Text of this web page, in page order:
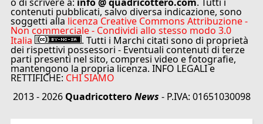
contenuti pubblicati, salvo diversa indicazione, sono
soggetti alla licenza Creative Commons Attribuzione -
Non commerciale - Condividi allo stesso modo 3.0
Italia . Tutti i Marchi citati sono di proprietà
dei rispettivi possessori - Eventuali contenuti di terze
parti presenti nel sito, compresi video e fotografie,
mantengono la propria licenza. INFO LEGALI e
RETTIFICHE: CHI SIAMO
2013 - 2026 QuadricotteroNews - P.IVA: 01651030098